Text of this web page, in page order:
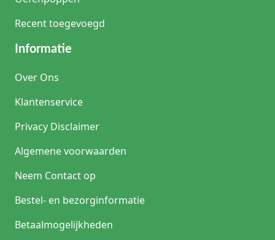
Recent toegevoegd
Informatie
Over Ons
Klantenservice
Privacy Disclaimer
Algemene voorwaarden
Neem Contact op
Bestel- en bezorginformatie
Betaalmogelijkheden